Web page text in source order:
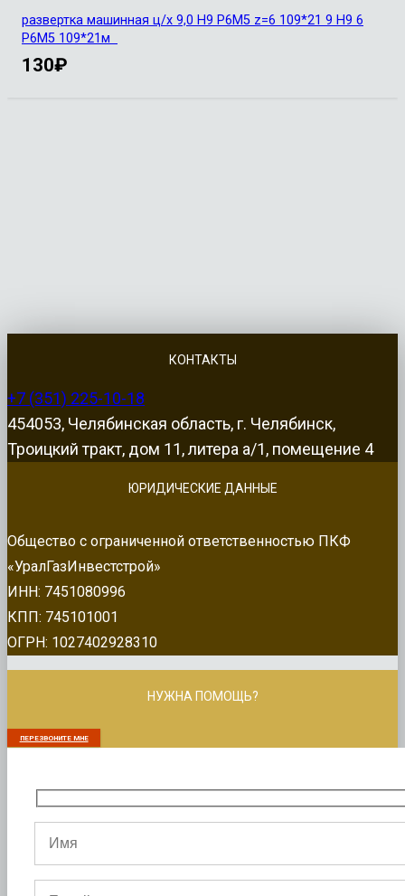
развертка машинная ц/х 9,0 Н9 Р6М5 z=6 109*21 9 Н9 6
Р6М5 109*21м
130₽
КОНТАКТЫ
+7 (351) 225-10-18
454053, Челябинская область, г. Челябинск,
Троицкий тракт, дом 11, литера а/1, помещение 4
ЮРИДИЧЕСКИЕ ДАННЫЕ
Общество с ограниченной ответственностью ПКФ
«УралГазИнвестстрой»
ИНН: 7451080996
КПП: 745101001
ОГРН: 1027402928310
НУЖНА ПОМОЩЬ?
ПЕРЕЗВОНИТЕ МНЕ